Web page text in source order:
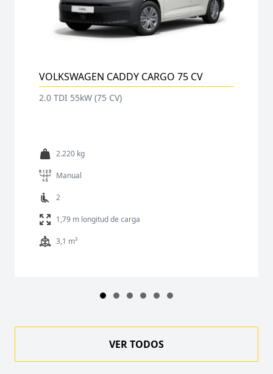
VOLKSWAGEN CADDY CARGO 75 CV
2.0 TDI 55kW (75 CV)
2.220 kg
Manual
2
1,79 m longitud de carga
3,1 m³
VER TODOS